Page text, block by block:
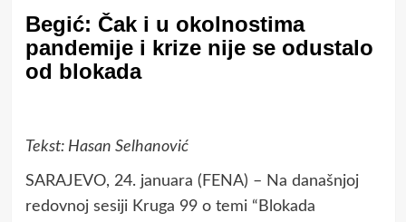
Begić: Čak i u okolnostima
pandemije i krize nije se odustalo
od blokada
Tekst: Hasan Selhanović
SARAJEVO, 24. januara (FENA) – Na današnjoj
redovnoj sesiji Kruga 99 o temi “Blokada